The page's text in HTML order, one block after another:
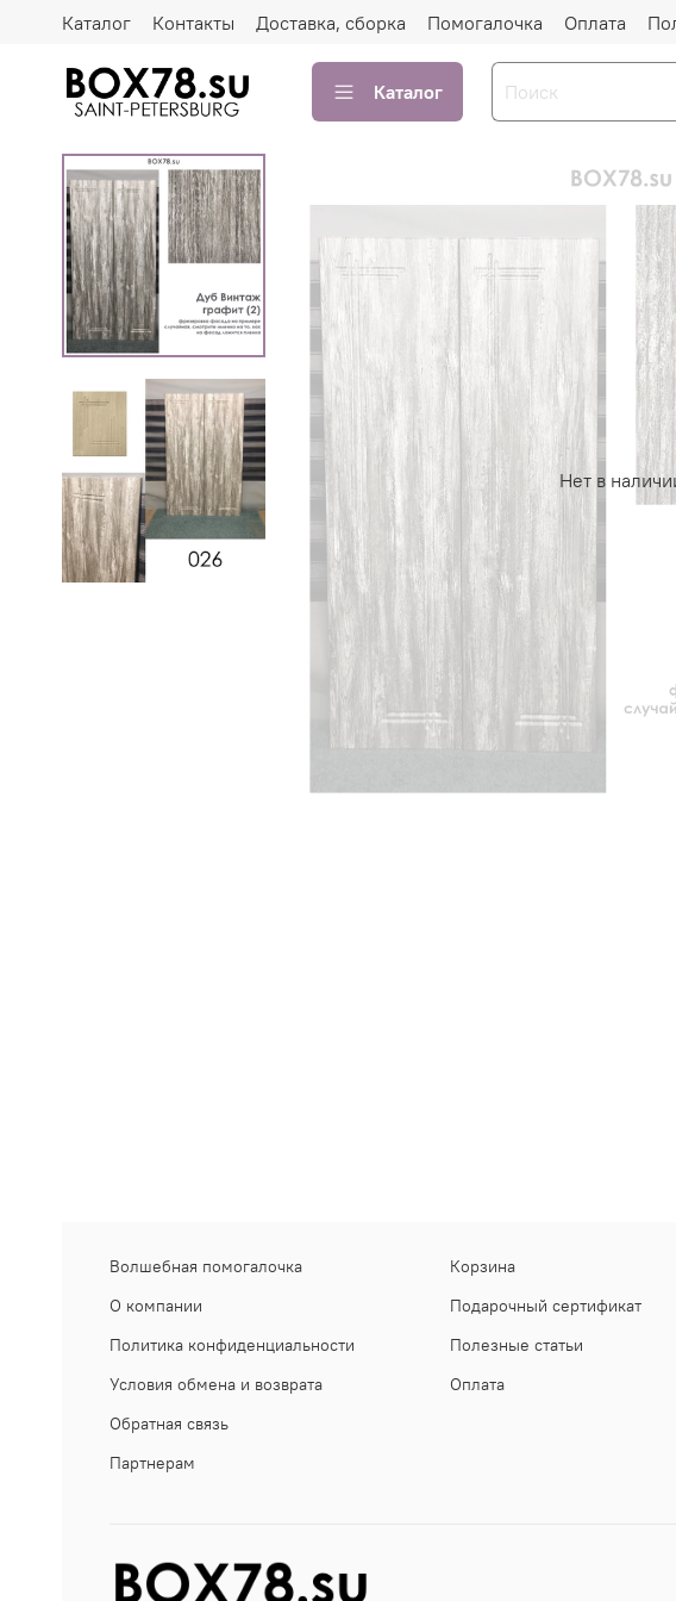
Каталог Контакты Доставка, сборка Помогалочка Оплата
Каталог
Нет в
Волшебная помогалочка
О компании
Политика конфиденциальности
Условия обмена и возврата
Обратная связь
Партнерам
Корзина
Подарочный сертификат
Полезные статьи
Оплата